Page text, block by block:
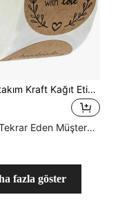
500 adet/takım Kraft Kağıt Etiket Ev Yapımı Aşk Çıkartmaları Zarf Ve Paket Mühür Etiketleri Kırtasiye El Sanatları
Yüksek Tekrar Eden Müşteriler
fazla göster